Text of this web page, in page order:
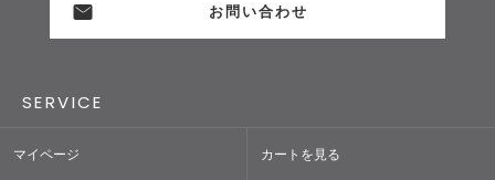
お問い合わせ
SERVICE
マイページ カートを見る